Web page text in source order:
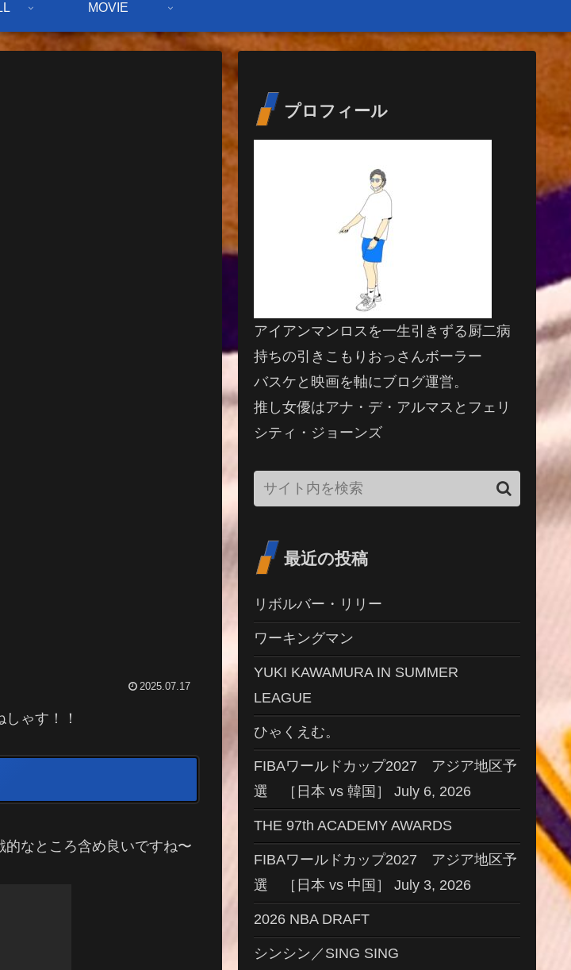
MOVIE
2025.07.17
ゃす！！
なところ含め良いですね〜
プロフィール
アイアンマンロスを一生引きずる厨二病
持ちの引きこもりおっさんボーラー
バスケと映画を軸にブログ運営。
推し女優はアナ・デ・アルマスとフェリ
シティ・ジョーンズ
最近の投稿
リボルバー・リリー
ワーキングマン
YUKI KAWAMURA IN SUMMER
LEAGUE
ひゃくえむ。
FIBAワールドカップ2027 アジア地区予
選 ［日本 vs 韓国］ July 6, 2026
THE 97th ACADEMY AWARDS
FIBAワールドカップ2027 アジア地区予
選 ［日本 vs 中国］ July 3, 2026
2026 NBA DRAFT
シンシン／SING SING